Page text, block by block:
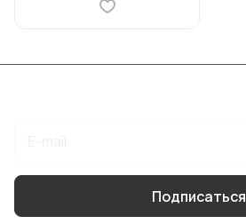
Подписаться